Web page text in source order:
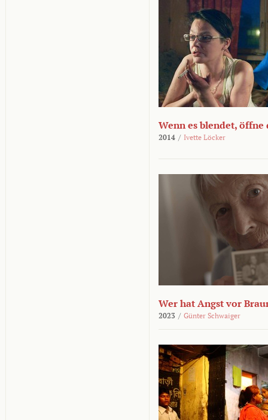
Wenn es blendet, öffne
2014 / Ivette Löcker
Wer hat Angst vor
2023 / Günter Schwaiger